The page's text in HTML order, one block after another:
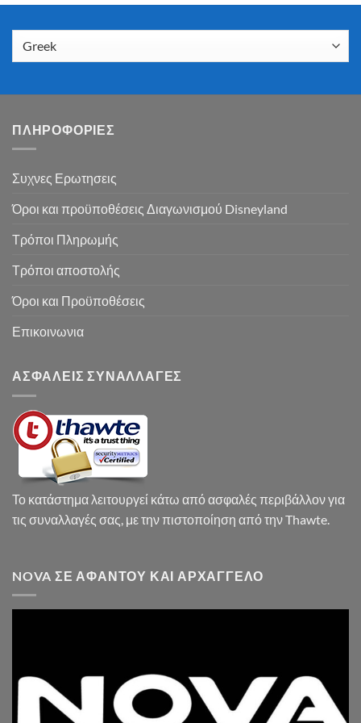
ΠΛΗΡΟΦΟΡΙΕΣ
Συχνες Ερωτησεις
Όροι και προϋποθέσεις Διαγωνισμού Disneyland
Τρόποι Πληρωμής
Τρόποι αποστολής
Όροι και Προϋποθέσεις
Επικοινωνια
ΑΣΦΑΛΕΙΣ ΣΥΝΑΛΛΑΓΕΣ
Το κατάστημα λειτουργεί κάτω από ασφαλές περιβάλλον για
τις συναλλαγές σας, με την πιστοποίηση από την Thawte.
NOVA ΣΕ ΑΦΆΝΤΟΥ ΚΑΙ ΑΡΧΆΓΓΕΛΟ